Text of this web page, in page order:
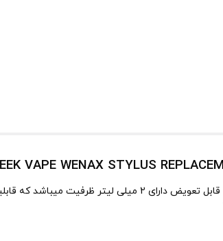
قابل تعویض دارای 2 میلی لیتر ظرفیت میباشد که قابلیت پر کردن مجدد را دارد .